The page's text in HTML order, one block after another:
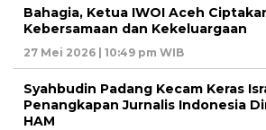
Bahagia, Ketua IWOI Aceh
Kebersamaan dan Kekeluargaan
27 Mei 2026 | 10:49 pm WIB
Syahbudin Padang Kecam Keras
Penangkapan Jurnalis Indonesia
HAM